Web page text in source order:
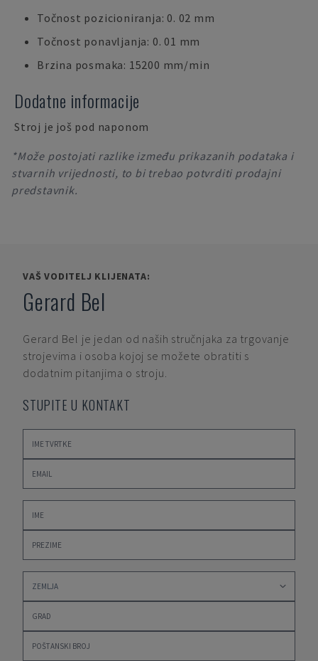
Točnost pozicioniranja: 0. 02 mm
Točnost ponavljanja: 0. 01 mm
Brzina posmaka: 15200 mm/min
Dodatne informacije
Stroj je još pod naponom
*Može postojati razlike između prikazanih podataka i
stvarnih vrijednosti, to bi trebao potvrditi prodajni
predstavnik.
VAŠ VODITELJ KLIJENATA:
Gerard Bel
Gerard Bel je jedan od naših stručnjaka za trgovanje
strojevima i osoba kojoj se možete obratiti s
dodatnim pitanjima o stroju.
STUPITE U KONTAKT